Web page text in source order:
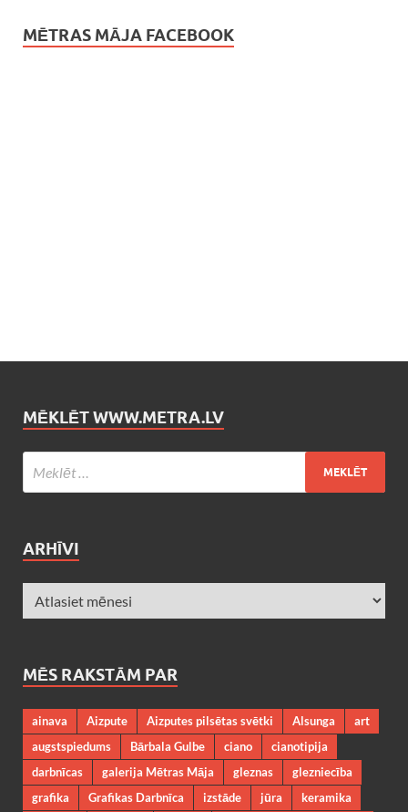
MĒTRAS MĀJA FACEBOOK
MĒKLĒT WWW.METRA.LV
ARHĪVI
MĒS RAKSTĀM PAR
ainava Aizpute Aizputes pilsētas svētki Alsunga
art
augstspiedums
Bārbala Gulbe ciano
cianotipija
darbnīcas
galerija Mētras Māja gleznas
glezniecība
grafika
Grafikas Darbnīca izstāde jūra
keramika